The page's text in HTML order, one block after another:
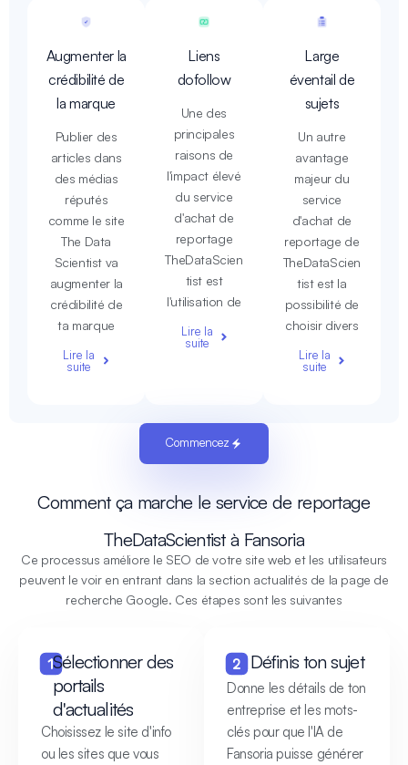
Augmenter la
crédibilité de
la marque
Publier des
articles dans
des médias
réputés
comme le site
The Data
Scientist va
augmenter la
crédibilité de
ta marque
Lire la
suite
Liens
dofollow
Une des
principales
raisons de
l'impact élevé
du service
d'achat de
reportage
TheDataScien
tist est
l'utilisation de
Lire la
suite
Large
éventail de
sujets
Un autre
avantage
majeur du
service
d'achat de
reportage de
TheDataScien
tist est la
possibilité de
choisir divers
Lire la
suite
Commencez
Comment ça marche le service de reportage
TheDataScientist à Fansoria
Ce processus améliore le SEO de votre site web et les utilisateurs
peuvent le voir en entrant dans la section actualités de la page de
recherche Google. Ces étapes sont les suivantes
Sélectionner des
portails
d'actualités
Choisissez le site d'info
ou les sites que vous
Définis ton sujet
Donne les détails de ton
entreprise et les mots-
clés pour que l'IA de
Fansoria puisse générer